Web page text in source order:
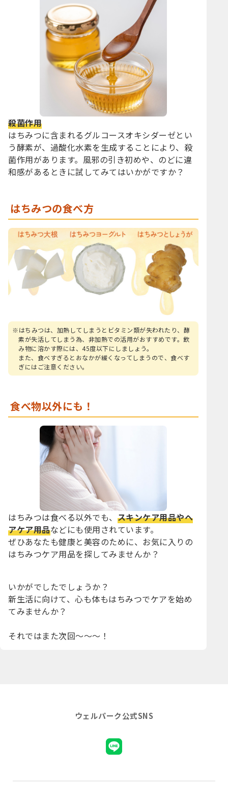
殺菌作用
はちみつに含まれるグルコースオキシダーゼとい
う酵素が、過酸化水素を生成することにより、殺
菌作用があります。風邪の引き初めや、のどに違
和感があるときに試してみてはいかがですか？
はちみつの食べ方
※はちみつは、加熱してしまうとビタミン類が失われたり、酵
素が失活してしまう為、非加熱での活用がおすすめです。飲
み物に溶かす際には、45度以下にしましょう。
また、食べすぎるとおなかが緩くなってしまうので、食べす
ぎにはご注意ください。
食べ物以外にも！
はちみつは食べる以外でも、 スキンケア用品やヘ
アケア用品などにも使用されています。
ぜひあなたも健康と美容のために、お気に入りの
はちみつケア用品を探してみませんか？
いかがでしたでしょうか？
新生活に向けて、心も体もはちみつでケアを始め
てみませんか？
それではまた次回～～～！
ウェルパーク公式SNS